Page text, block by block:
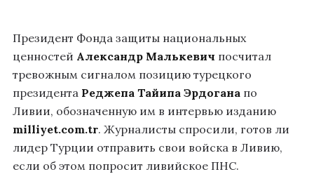
Президент Фонда защиты национальных
ценностей Александр Малькевич посчитал
тревожным сигналом позицию турецкого
президента Реджепа Тайипа Эрдогана по
Ливии, обозначенную им в интервью изданию
milliyet.com.tr. Журналисты спросили, готов ли
лидер Турции отправить свои войска в Ливию,
если об этом попросит ливийское ПНС.